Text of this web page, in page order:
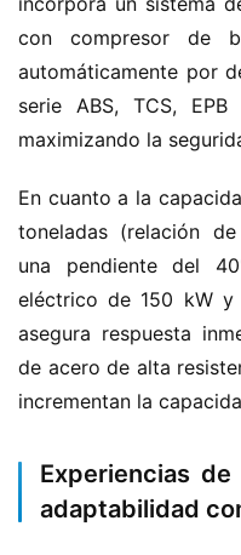
con compresor de
automáticamente por
serie ABS, TCS,
maximizando la
En cuanto a la
toneladas (relación
una pendiente del
eléctrico de 150 kW y
asegura respuesta
de acero de alta
incrementan la
Experiencias
adaptabilidad